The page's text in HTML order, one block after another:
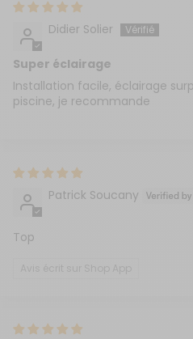
Didier Solier
Super éclairage
Installation facile, éclairage
piscine, je recommande
Patrick Soucany
Top